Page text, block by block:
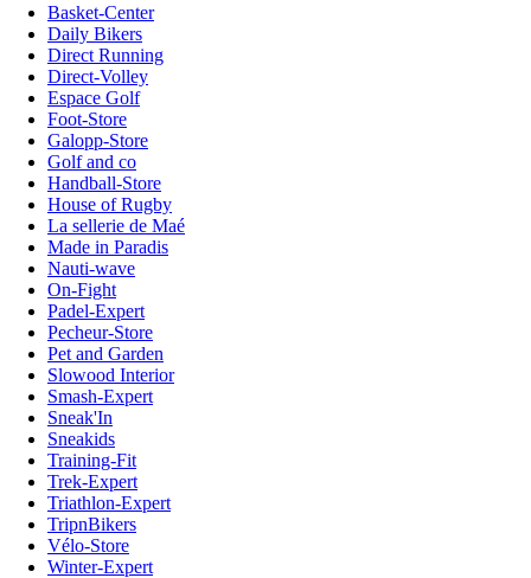
Basket-Center
Daily Bikers
Direct Running
Direct-Volley
Espace Golf
Foot-Store
Galopp-Store
Golf and co
Handball-Store
House of Rugby
La sellerie de Maé
Made in Paradis
Nauti-wave
On-Fight
Padel-Expert
Pecheur-Store
Pet and Garden
Slowood Interior
Smash-Expert
Sneak'In
Sneakids
Training-Fit
Trek-Expert
Triathlon-Expert
TripnBikers
Vélo-Store
Winter-Expert